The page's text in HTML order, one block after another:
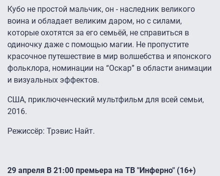
Кубо не простой мальчик, он - наследник великого
воина и обладает великим даром, но с силами,
которые охотятся за его семьёй, не справиться в
одиночку даже с помощью магии. Не пропустите
красочное путешествие в мир волшебства и японского
фольклора, номинации на “Оскар” в области анимации
и визуальных эффектов.
США, приключенческий мультфильм для всей семьи,
2016.
Режиссёр: Трэвис Найт.
29 апреля В 21:00 премьера на ТВ "Инферно" (16+)